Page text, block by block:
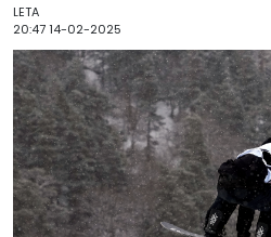
LETA
20:47 14-02-2025